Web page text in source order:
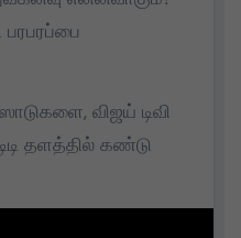
விஜய் டிவி
தளத்தில் கண்டு